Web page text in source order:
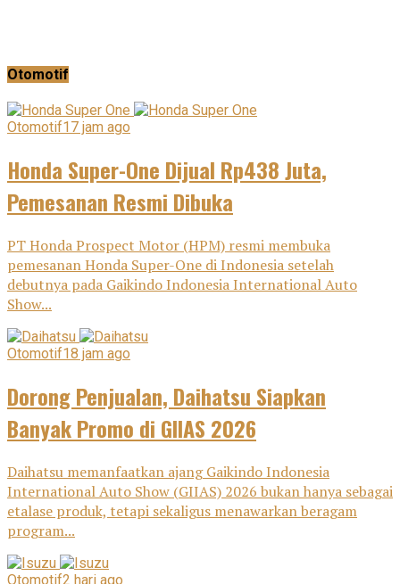
Otomotif
Otomotif17 jam ago
Honda Super-One Dijual Rp438 Juta,
Pemesanan Resmi Dibuka
PT Honda Prospect Motor (HPM) resmi membuka
pemesanan Honda Super-One di Indonesia setelah
debutnya pada Gaikindo Indonesia International Auto
Show...
Otomotif18 jam ago
Dorong Penjualan, Daihatsu Siapkan
Banyak Promo di GIIAS 2026
Daihatsu memanfaatkan ajang Gaikindo Indonesia
International Auto Show (GIIAS) 2026 bukan hanya sebagai
etalase produk, tetapi sekaligus menawarkan beragam
program...
Otomotif2 hari ago